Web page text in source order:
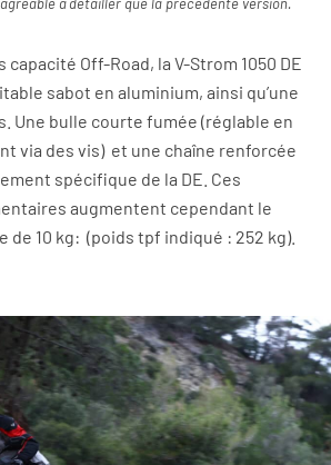
Off-Road, la V-Strom 1050 DE
sabot en aluminium, ainsi qu’une
Une bulle courte fumée (réglable en
via des vis) et une chaîne renforcée
spécifique de la DE. Ces
augmentent cependant le
de 10 kg: (poids tpf indiqué : 252 kg).